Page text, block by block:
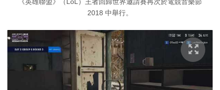
《英雄聯盟》（LoL）王者回歸世界邀請賽再次於電競音樂節
2018 中舉行。